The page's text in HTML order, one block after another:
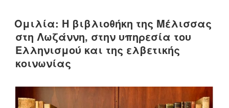
Ομιλία: Η βιβλιοθήκη της Μέλισσας
στη Λωζάννη, στην υπηρεσία του
Ελληνισμού και της ελβετικής
κοινωνίας